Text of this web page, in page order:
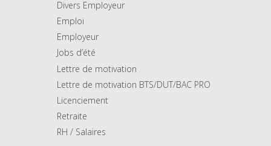
Divers Employeur
Emploi
Employeur
Jobs d’été
Lettre de motivation
Lettre de motivation BTS/DUT/BAC PRO
Licenciement
Retraite
RH / Salaires